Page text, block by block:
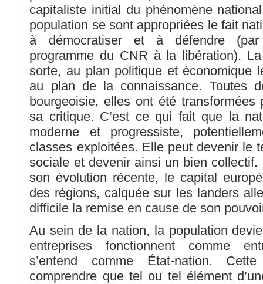
capitaliste initial du phénomène
population se sont appropriées le fait
à démocratiser et à défendre (par
programme du CNR à la libération).
sorte, au plan politique et économique
au plan de la connaissance. Toutes
bourgeoisie, elles ont été
sa critique. C’est ce qui fait que la
moderne et progressiste,
classes exploitées. Elle peut devenir le
sociale et devenir ainsi un bien collectif.
son évolution récente, le capital
des régions, calquée sur les landers
difficile la remise en cause de son
Au sein de la nation, la population
entreprises fonctionnent comme
s’entend comme État-nation.
comprendre que tel ou tel élément